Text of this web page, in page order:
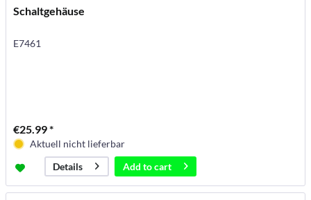
Schaltgehäuse
E7461
€25.99 *
Aktuell nicht lieferbar
Details
Add tocart